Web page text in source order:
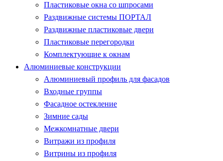
Пластиковые окна со шпросами
Раздвижные системы ПОРТАЛ
Раздвижные пластиковые двери
Пластиковые перегородки
Комплектующие к окнам
Алюминиевые конструкции
Алюминиевый профиль для фасадов
Входные группы
Фасадное остекление
Зимние сады
Межкомнатные двери
Витражи из профиля
Витрины из профиля